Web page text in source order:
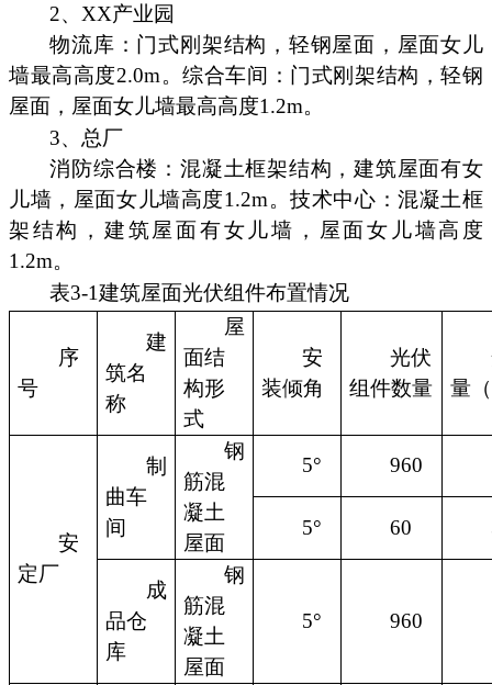
2、XX产业园
物流库：门式刚架结构，轻钢屋面，屋面女儿
墙最高高度2.0m。综合车间：门式刚架结构，轻钢
屋面，屋面女儿墙最高高度1.2m。
3、总厂
消防综合楼：混凝土框架结构，建筑屋面有女
儿墙，屋面女儿墙高度1.2m。技术中心：混凝土框
架结构，建筑屋面有女儿墙，屋面女儿墙高度
1.2m。
表3-1建筑屋面光伏组件布置情况
序
号
建
筑名
称
屋
面结
构形
式
安
装倾角
光伏
组件数量
量
安
定厂
制
曲车
间
钢
筋混
凝土
屋面
5° 960
5° 60
成
品仓
库
钢
筋混
凝土
屋面
5° 960